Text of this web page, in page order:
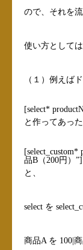
ので、それを
使い方としては
（１）例えば
[select*
と作ってあった
[select_custom*
品B（200円）”]
と、
select を
商品A を 100|